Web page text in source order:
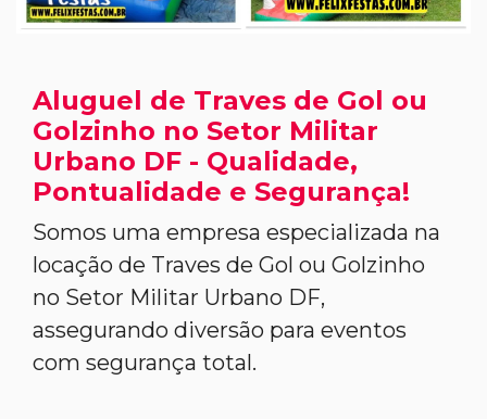
Aluguel de Traves de Gol ou
Golzinho no Setor Militar
Urbano DF - Qualidade,
Pontualidade e Segurança!
Somos uma empresa especializada na
locação de Traves de Gol ou Golzinho
no Setor Militar Urbano DF,
assegurando diversão para eventos
com segurança total.